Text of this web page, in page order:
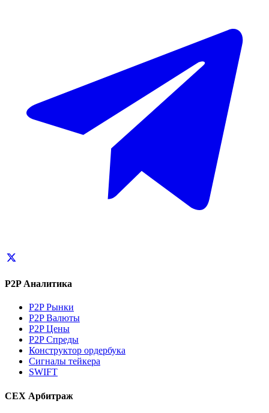
P2P Аналитика
P2P Рынки
P2P Валюты
P2P Цены
P2P Спреды
Конструктор ордербука
Сигналы тейкера
SWIFT
CEX Арбитраж